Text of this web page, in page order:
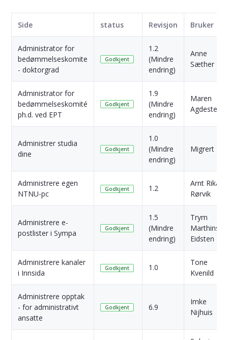
Side status Revisjon Bruker
Administrator for
bedømmelseskomite
- doktorgrad
Godkjent
1.2
(Mindre
endring)
Anne
Sæther
Administrator for
bedømmelseskomité
ph.d. ved EPT
Godkjent
1.9
(Mindre
endring)
Maren
Agdestein
Administrer studia
dine
Godkjent
1.0
(Mindre
endring)
Migrert
Administrere egen
NTNU-pc
Godkjent 1.2
Arnt Rikard
Rørvik
Administrere e-
postlister i Sympa
Godkjent
1.5
(Mindre
endring)
Trym
Marthinsen
Eidsten
Administrere kanaler
i Innsida
Godkjent 1.0
Tone
Kvenild
Administrere opptak
- for administrativt
ansatte
Godkjent 6.9
Imke
Nijhuis